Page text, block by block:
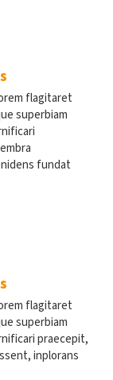
flagitaret
superbiam
fundat
flagitaret
superbiam
praecepit,
inplorans